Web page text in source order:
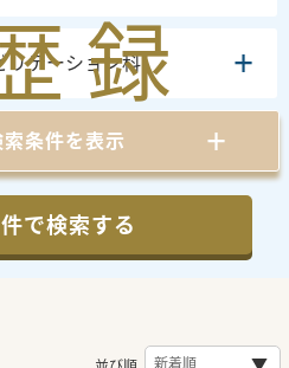
録
リテーション科
条件を表示
で検索する